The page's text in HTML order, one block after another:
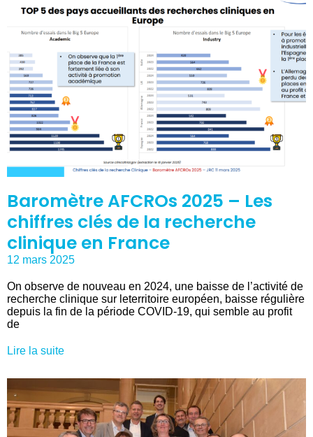
Baromètre AFCROs 2025 – Les
chiffres clés de la recherche
clinique en France
12 mars 2025
On observe de nouveau en 2024, une baisse de l’activité de
recherche clinique sur leterritoire européen, baisse régulière
depuis la fin de la période COVID-19, qui semble au profit
de
Lire la suite